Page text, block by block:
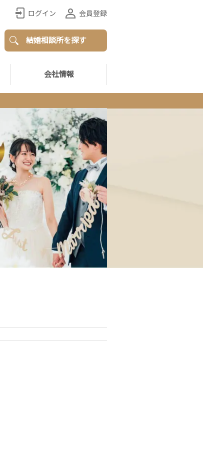
ログイン 会員登録
結婚相談所を探す
会社情報